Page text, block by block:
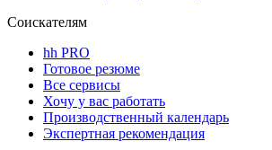
Соискателям
hh PRO
Готовое резюме
Все сервисы
Хочу у вас работать
Производственный календарь
Экспертная рекомендация